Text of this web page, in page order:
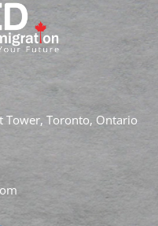
nhóm đối tượng
sửa đổi này đã
các đương đơn
vọng
mở cửa trở lại, dự
để bắt đầu nộp hồ
Tower, Toronto, Ontario